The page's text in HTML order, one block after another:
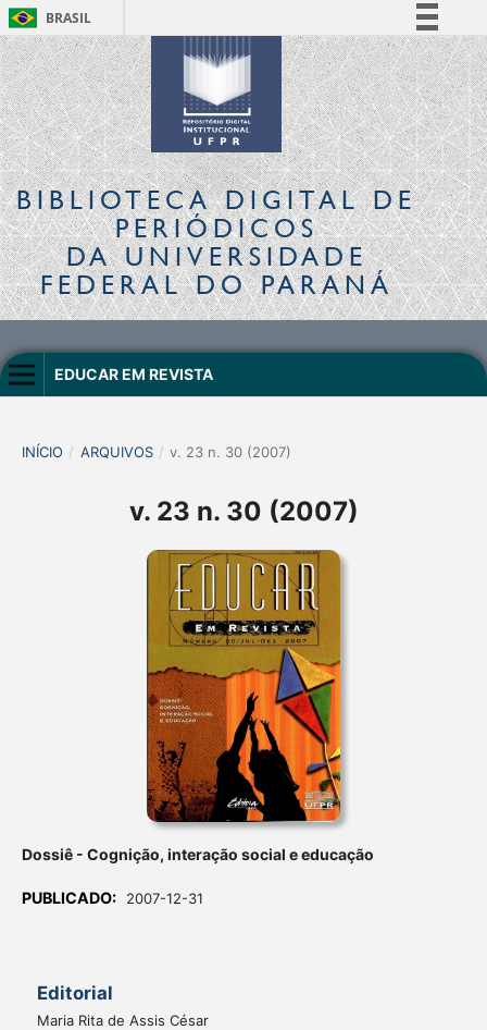
BRASIL
Simplifique!
Comunica BR
Participe
Acesso à informação
Legislação
Canais
BIBLIOTECA DIGITALDE
PERIÓDICOS
DA UNIVERSIDADE
FEDERAL DO PARANÁ
EDUCAR EM REVISTA
INÍCIO / ARQUIVOS / v. 23 n. 30 (2007)
v. 23 n. 30 (2007)
Dossiê - Cognição, interação social e educação
PUBLICADO: 2007-12-31
Editorial
Maria Rita de Assis César